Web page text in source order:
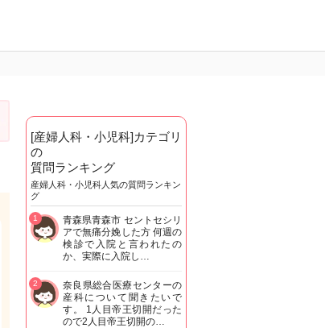
[産婦人科・小児科]カテゴリ
の
質問ランキング
産婦人科・小児科人気の質問ランキン
グ
青森県青森市 セントセシリ
アで無痛分娩した方 何週の
検診で入院と言われたの
か、実際に入院し…
1
奈良県総合医療センターの
産科について聞きたいで
す。 1人目帝王切開だった
ので2人目帝王切開の…
2